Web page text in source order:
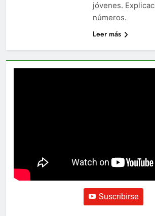
jóvenes.
números.
Leer más
Suscribirse